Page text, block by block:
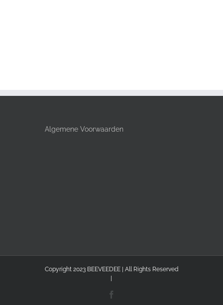
Algemene Voorwaarden
Copyright 2023 BEEVEEDEE | All Rights Reserved
|